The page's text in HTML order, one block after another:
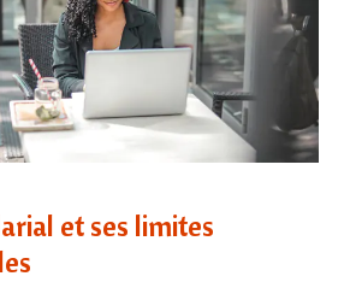
et ses limites